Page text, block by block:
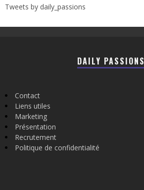
Tweets by daily_passions
DAILY PASSIONS
Contact
Liens utiles
Marketing
Présentation
Recrutement
Politique de confidentialité